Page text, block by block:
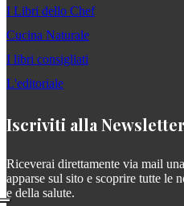
I Libri dello Chef
Cucina Naturale
I libri consigliati
L'editoriale
Iscriviti alla Newsletter
Riceverai direttamente via mail
apparse sul sito e scoprire tutte le
e della salute.